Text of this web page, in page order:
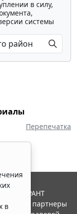
в силу,
системы
Перепечатка
в
ГАРАНТ
и ее партнеры